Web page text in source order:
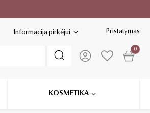
Informacija pirkėjui Pristatymas
0
KOSMETIKA